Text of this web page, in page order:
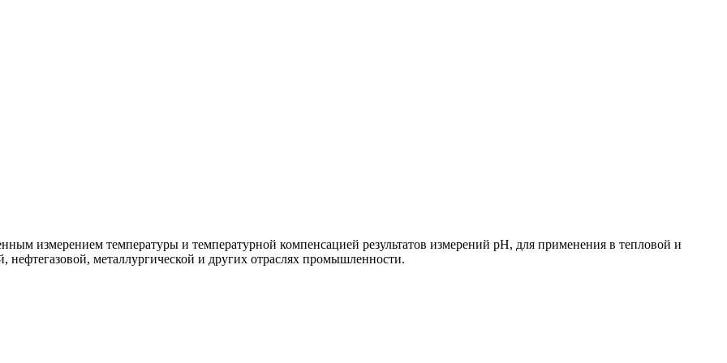
измерением температуры и температурной компенсацией результатов измерений рН, для применения в тепловой и
металлургической и других отраслях промышленности.